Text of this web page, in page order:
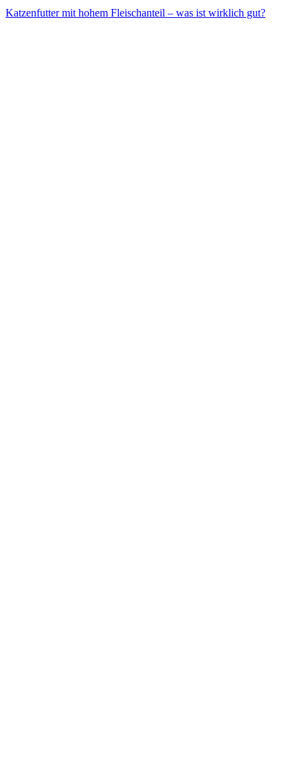
Katzenfutter mit hohem Fleischanteil – was ist wirklich gut?